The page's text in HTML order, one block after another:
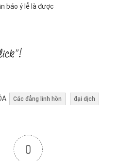
báo ý lễ là được
Các đẳng linh hồn đại dịch
0